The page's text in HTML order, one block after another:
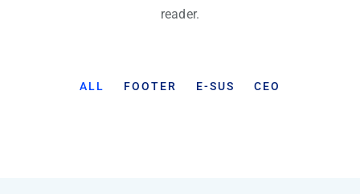
reader.
ALL FOOTER E-SUS CEO